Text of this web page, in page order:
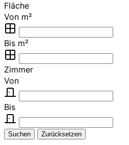
Fläche
Von m²
Bis m²
Zimmer
Von
Bis
Suchen Zurücksetzen